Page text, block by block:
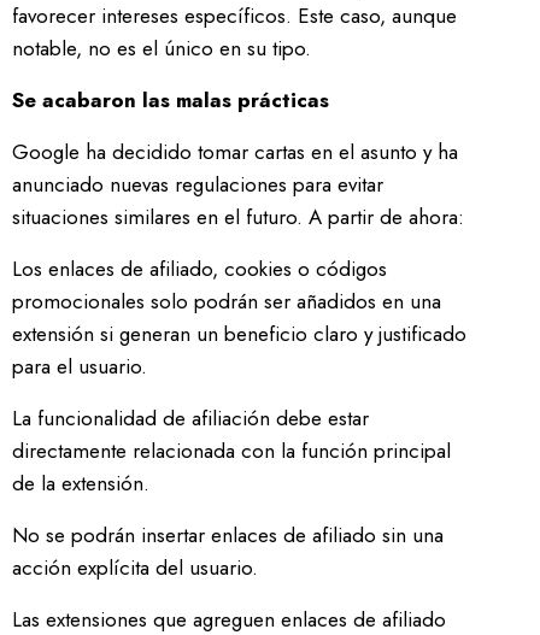
favorecer intereses específicos. Este caso, aunque
notable, no es el único en su tipo.
Se acabaron las malas prácticas
Google ha decidido tomar cartas en el asunto y ha
anunciado nuevas regulaciones para evitar
situaciones similares en el futuro. A partir de ahora:
Los enlaces de afiliado, cookies o códigos
promocionales solo podrán ser añadidos en una
extensión si generan un beneficio claro y justificado
para el usuario.
La funcionalidad de afiliación debe estar
directamente relacionada con la función principal
de la extensión.
No se podrán insertar enlaces de afiliado sin una
acción explícita del usuario.
Las extensiones que agreguen enlaces de afiliado